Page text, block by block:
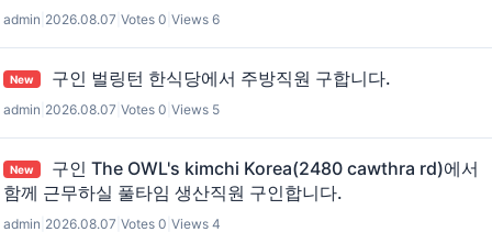
admin 2026.08.07 Votes 0 Views 6
New 구인 벌링턴 한식당에서 주방직원 구합니다.
admin 2026.08.07 Votes 0 Views 5
New
구인 The OWL's kimchi Korea(2480 cawthra rd)에서
함께 근무하실 풀타임 생산직원 구인합니다.
admin 2026.08.07 Votes 0 Views 4